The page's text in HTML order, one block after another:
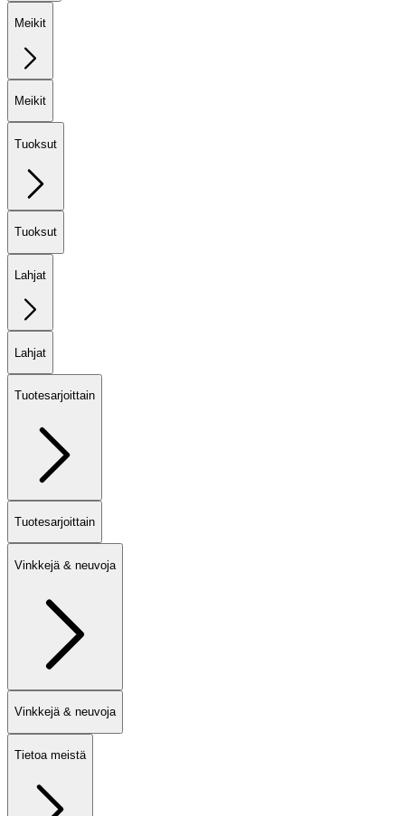
Meikit
Meikit
Tuoksut
Tuoksut
Lahjat
Lahjat
Tuotesarjoittain
Tuotesarjoittain
Vinkkejä & neuvoja
Vinkkejä & neuvoja
Tietoa meistä